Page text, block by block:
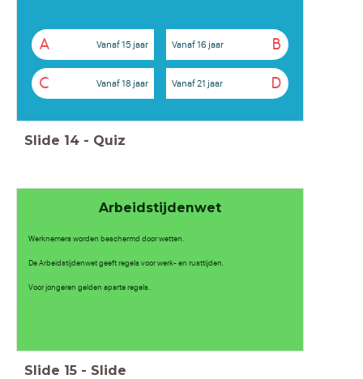
A Vanaf 15 jaar B
Vanaf 16 jaar
C Vanaf 18 jaar D
Vanaf 21 jaar
Slide 14 - Quiz
Arbeidstijdenwet
Werknemers worden beschermd door wetten.
De Arbeidstijdenwet geeft regels voor werk- en rusttijden.
Voor jongeren gelden aparte regels.
Slide 15 - Slide